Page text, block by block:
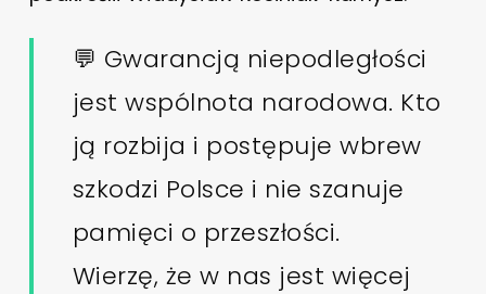
💬 Gwarancją niepodległości
jest wspólnota narodowa. Kto
ją rozbija i postępuje wbrew
szkodzi Polsce i nie szanuje
pamięci o przeszłości.
Wierzę, że w nas jest więcej